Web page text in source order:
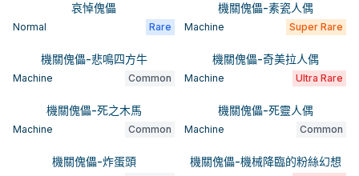
哀悼傀儡
Normal Rare
機關傀儡-素瓷人偶
Machine Super Rare
機關傀儡-悲鳴四方牛
Machine Common
機關傀儡-奇美拉人偶
Machine Ultra Rare
機關傀儡-死之木馬
Machine Common
機關傀儡-死靈人偶
Machine Common
機關傀儡-炸蛋頭 機關傀儡-機械降臨的粉絲幻想